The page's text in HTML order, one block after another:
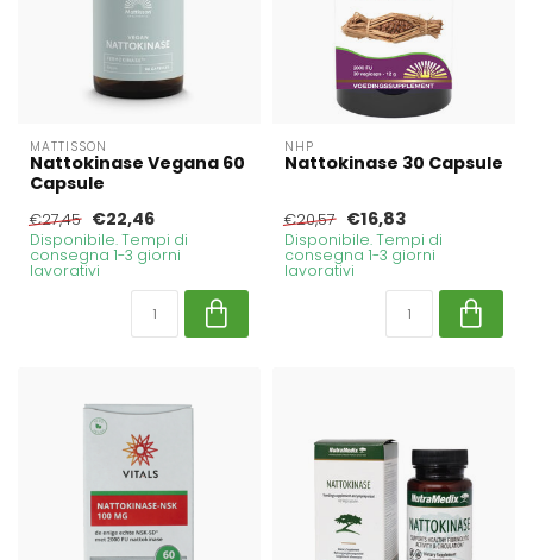
MATTISSON
Nattokinase Vegana 60
Capsule
€27,45 €22,46
Disponibile. Tempi di
consegna 1-3 giorni
lavorativi
NHP
Nattokinase 30 Capsule
€20,57 €16,83
Disponibile. Tempi di
consegna 1-3 giorni
lavorativi